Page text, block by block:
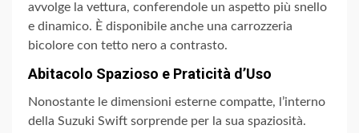
avvolge la vettura, conferendole un aspetto più snello
e dinamico. È disponibile anche una carrozzeria
bicolore con tetto nero a contrasto.
Abitacolo Spazioso e Praticità d’Uso
Nonostante le dimensioni esterne compatte, l’interno
della Suzuki Swift sorprende per la sua spaziosità.